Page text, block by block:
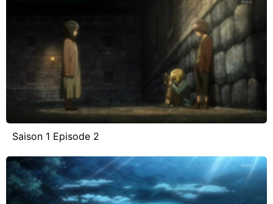
Saison 1 Episode 2